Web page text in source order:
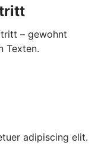
– gewohnt
Texten.
adipiscing elit.